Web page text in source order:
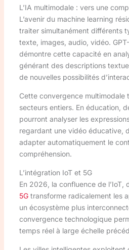
L’IA multimodale : vers une
L’avenir du machine learning
traiter simultanément différents
texte, images, audio, vidéo.
démontre cette capacité en
générant des descriptions
de nouvelles possibilités
Cette convergence multimodale
secteurs entiers. En éducation,
pourront analyser les
regardant une vidéo éducative,
adapter automatiquement le
compréhension.
L’intégration IoT et 5G
En 2026, la confluence de l’IoT,
5Gtransforme radicalement les
un écosystème plus
convergence technologique
temps réel à large échelle